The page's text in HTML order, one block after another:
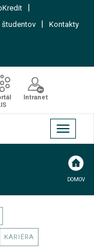
študentov Kontakty
Intranet
Toggle
DOMOV
KARIÉRA